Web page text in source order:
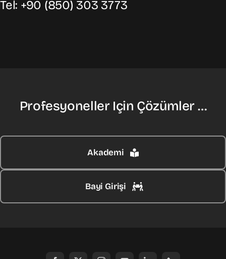
Tel: +90 (850) 303 3773
Profesyoneller Için Çözümler …
Akademi
Bayi Girişi